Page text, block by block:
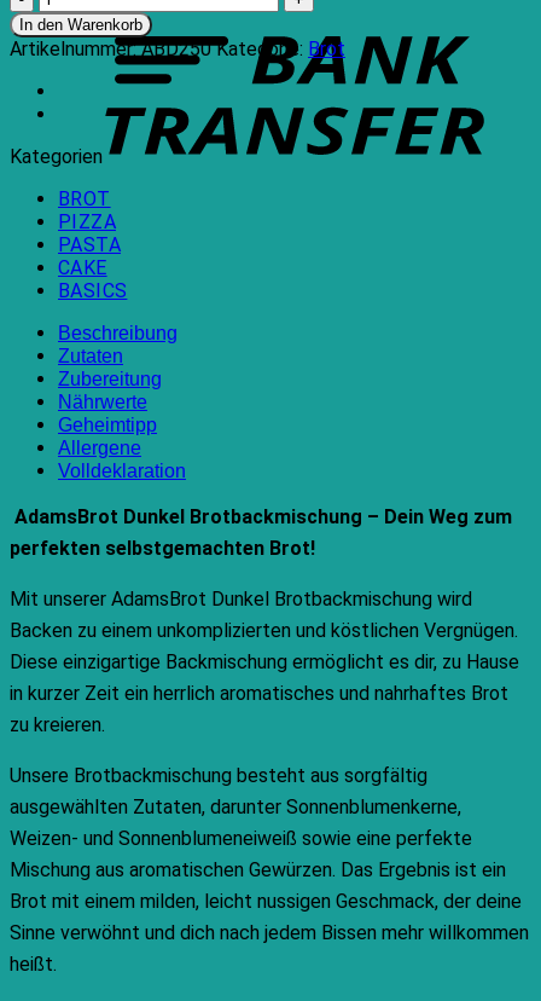
Backmischung
-
Menge
In den Warenkorb
Artikelnummer:ABD250 Kategorie: Brot
Kategorien
BROT
PIZZA
PASTA
CAKE
BASICS
Beschreibung
Zutaten
Zubereitung
Nährwerte
Geheimtipp
Allergene
Volldeklaration
AdamsBrot Dunkel Brotbackmischung – Dein Weg zum
perfekten selbstgemachten Brot!
Mit unserer AdamsBrot Dunkel Brotbackmischung wird
Backen zu einem unkomplizierten und köstlichen Vergnügen.
Diese einzigartige Backmischung ermöglicht es dir, zu Hause
in kurzer Zeit ein herrlich aromatisches und nahrhaftes Brot
zu kreieren.
Unsere Brotbackmischung besteht aus sorgfältig
ausgewählten Zutaten, darunter Sonnenblumenkerne,
Weizen- und Sonnenblumeneiweiß sowie eine perfekte
Mischung aus aromatischen Gewürzen. Das Ergebnis ist ein
Brot mit einem milden, leicht nussigen Geschmack, der deine
Sinne verwöhnt und dich nach jedem Bissen mehr willkommen
heißt.